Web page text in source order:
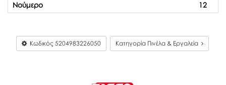
Νούμερο
12
Κωδικός 5204983226050 Κατηγορία Πινέλα & Εργαλεία